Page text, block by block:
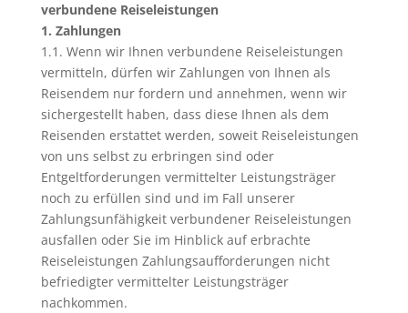
verbundene Reiseleistungen
1. Zahlungen
1.1. Wenn wir Ihnen verbundene Reiseleistungen
vermitteln, dürfen wir Zahlungen von Ihnen als
Reisendem nur fordern und annehmen, wenn wir
sichergestellt haben, dass diese Ihnen als dem
Reisenden erstattet werden, soweit Reiseleistungen
von uns selbst zu erbringen sind oder
Entgeltforderungen vermittelter Leistungsträger
noch zu erfüllen sind und im Fall unserer
Zahlungsunfähigkeit verbundener Reiseleistungen
ausfallen oder Sie im Hinblick auf erbrachte
Reiseleistungen Zahlungsaufforderungen nicht
befriedigter vermittelter Leistungsträger
nachkommen.